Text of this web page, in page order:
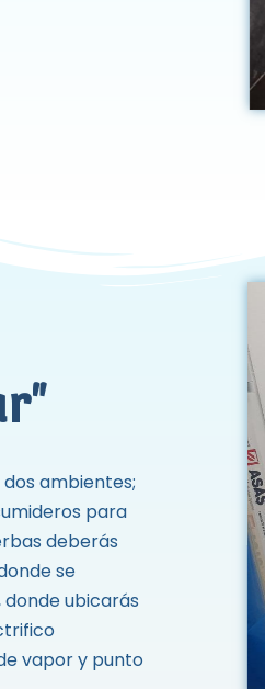
ambientes;
para
deberás
se
ubicarás
vapor y punto